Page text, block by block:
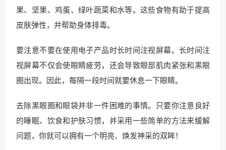
果、坚果、鸡蛋、绿叶蔬菜和水等。这些食物有助于提高
皮肤弹性，并帮助身体排毒。
要注意不要在使用电子产品时长时间注视屏幕。长时间注
视屏幕不仅会使眼睛疲劳，还会导致眼部肌肉紧张和黑眼
圈出现。因此，每隔一段时间就要休息一下眼睛。
去除黑眼圈和眼袋并非一件困难的事情。只要你注意良好
的睡眠、饮食和护肤习惯，并采用一些简单的方法来缓解
问题，你就可以拥有一个明亮、焕发神采的双眸！